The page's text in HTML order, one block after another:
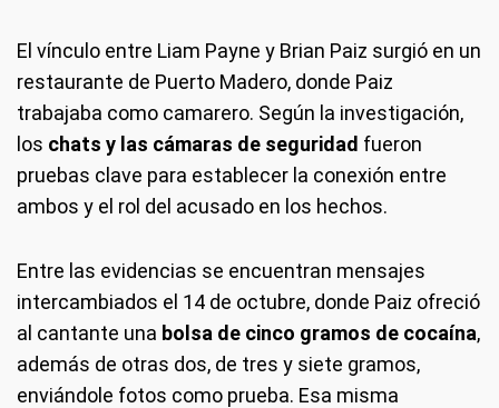
El vínculo entre Liam Payne y Brian Paiz surgió en un
restaurante de Puerto Madero, donde Paiz
trabajaba como camarero. Según la investigación,
los chats y las cámaras de seguridad fueron
pruebas clave para establecer la conexión entre
ambos y el rol del acusado en los hechos.
Entre las evidencias se encuentran mensajes
intercambiados el 14 de octubre, donde Paiz ofreció
al cantante una bolsa de cinco gramos de cocaína,
además de otras dos, de tres y siete gramos,
enviándole fotos como prueba. Esa misma